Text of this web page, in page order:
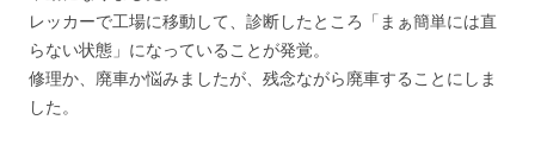
レッカーで工場に移動して、診断したところ「まぁ簡単には直
らない状態」になっていることが発覚。
修理か、廃車か悩みましたが、残念ながら廃車することにしま
した。